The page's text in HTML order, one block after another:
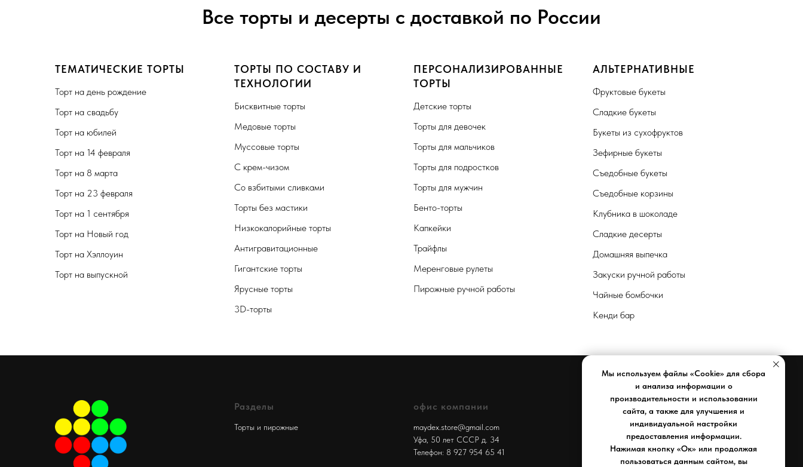
Мы используем файлы «Cookie» для сбора
и анализа информации о
производительности и использовании
сайта, а также для улучшения и
индивидуальной настройки
предоставления информации.
Нажимая кнопку «Ок» или продолжая
пользоваться данным сайтом, вы
Все торты и десерты с доставкой по России
ТЕМАТИЧЕСКИЕ ТОРТЫ
Торт на день рождение
Торт на свадьбу
Торт на юбилей
Торт на 14 февраля
Торт на 8 марта
Торт на 23 февраля
Торт на 1 сентября
Торт на Новый год
Торт на Хэллоуин
Торт на выпускной
ТОРТЫ ПО СОСТАВУ И
ТЕХНОЛОГИИ
Бисквитные торты
Медовые торты
Муссовые торты
С крем-чизом
Со взбитыми сливками
Торты без мастики
Низкокалорийные торты
Антигравитационные
Гигантские торты
Ярусные торты
3D-торты
ПЕРСОНАЛИЗИРОВАННЫЕ
ТОРТЫ
Детские торты
Торты для девочек
Торты для мальчиков
Торты для подростков
Торты для мужчин
Бенто-торты
Капкейки
Трайфлы
Меренговые рулеты
Пирожные ручной работы
АЛЬТЕРНАТИВНЫЕ
Фруктовые букеты
Сладкие букеты
Букеты из сухофруктов
Зефирные букеты
Съедобные букеты
Съедобные корзины
Клубника в шоколаде
Сладкие десерты
Домашняя выпечка
Закуски ручной работы
Чайные бомбочки
Кенди бар
Разделы
Торты и пирожные
офис компании
maydex.store@gmail.com
Уфа, 50 лет СССР д. 34
Телефон: 8 927 954 65 41
Документы
Реквизиты компании
Политика конфиденциальности
Договор оферты